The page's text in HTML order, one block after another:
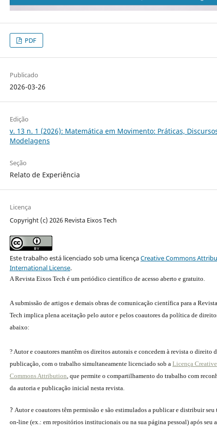
PDF
Publicado
2026-03-26
Edição
v. 13 n. 1 (2026): Matemática em Movimento: Práticas,
Modelagens
Seção
Relato de Experiência
Licença
Copyright (c) 2026 Revista Eixos Tech
Este trabalho está licenciado sob uma licençaCreative Commons
International License.
A Revista Eixos Tech é um periódico científico de acesso aberto e gratuito.
A submissão de artigos e demais obras de comunicação científica para a
Tech implica plena aceitação pelo autor e pelos coautores da política de
abaixo:
? Autor e coautores mantêm os direitos autorais e concedem à revista o direito
publicação, com o trabalho simultaneamente licenciado sob a Licença Creative
Commons Attribution, que permite o compartilhamento do trabalho com
da autoria e publicação inicial nesta revista.
? Autor e coautores têm permissão e são estimulados a publicar e distribuir seu
on-line (ex.: em repositórios institucionais ou na sua página pessoal) após seu